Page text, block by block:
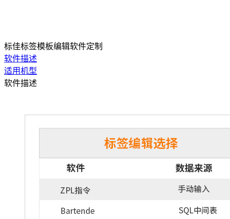
标佳标签模板编辑软件定制
软件描述
适用机型
软件描述